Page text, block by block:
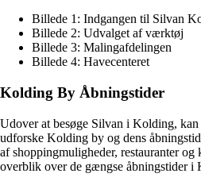
Billede 1: Indgangen til Silvan
Billede 2: Udvalget af værktøj
Billede 3: Malingafdelingen
Billede 4: Havecenteret
Kolding By Åbningstider
Udover at besøge Silvan i Kolding, kan
udforske Kolding by og dens
af shoppingmuligheder, restauranter
overblik over de gængse åbningstider i